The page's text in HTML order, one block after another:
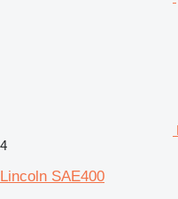
4
Lincoln SAE400